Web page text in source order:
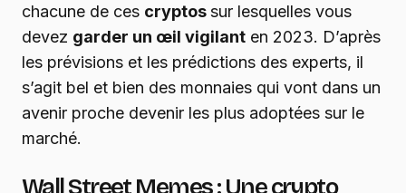
chacune de ces cryptossur lesquelles vous
devez garder un œil vigilant en 2023. D’après
les prévisions et les prédictions des experts, il
s’agit bel et bien des monnaies qui vont dans un
avenir proche devenir les plus adoptées sur le
marché.
Wall Street Memes : Une crypto